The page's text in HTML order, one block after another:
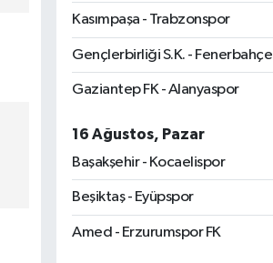
Kasımpaşa - Trabzonspor
Gençlerbirliği S.K. - Fenerbahçe
Gaziantep FK - Alanyaspor
16 Ağustos, Pazar
Başakşehir - Kocaelispor
Beşiktaş - Eyüpspor
Amed - Erzurumspor FK